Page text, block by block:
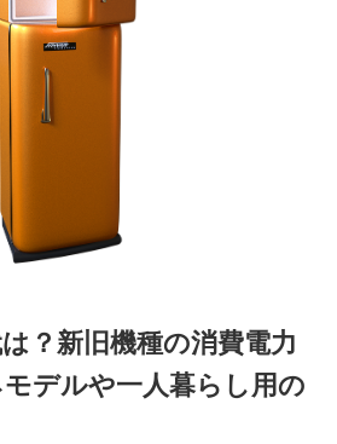
？新旧機種の消費電力
デルや一人暮らし用の